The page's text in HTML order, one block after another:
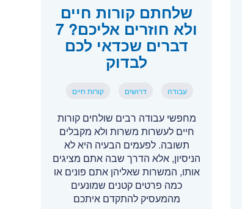
שלחתם קורות חיים
ולא חוזרים אליכם? 7
דברים שכדאי לכם
לבדוק
עבודה דרושים קורות חיים
מחפשי עבודה רבים שולחים קורות
חיים לעשרות משרות ולא מקבלים
תשובה. לפעמים הבעיה היא לא
הניסיון, אלא הדרך שבה אתם מציגים
אותו, המשרות שאליהן אתם פונים או
כמה פרטים קטנים שמונעים
מהמעסיק להתקדם איתכם